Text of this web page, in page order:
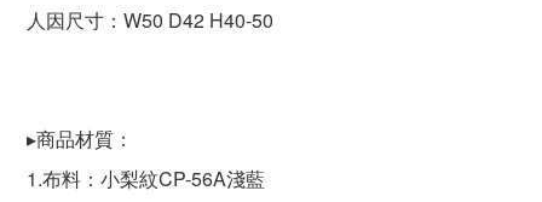
人因尺寸：W50 D42 H40-50
▸商品材質：
1.布料：小梨紋CP-56A淺藍